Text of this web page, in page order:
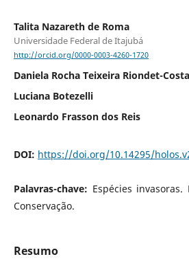
Talita Nazareth de Roma
Universidade Federal de Itajubá
http://orcid.org/0000-0003-4260-1720
Daniela Rocha Teixeira Riondet-Costa
Luciana Botezelli
Leonardo Frasson dos Reis
DOI: https://doi.org/10.14295/
Palavras-chave: Espécies
Conservação.
Resumo